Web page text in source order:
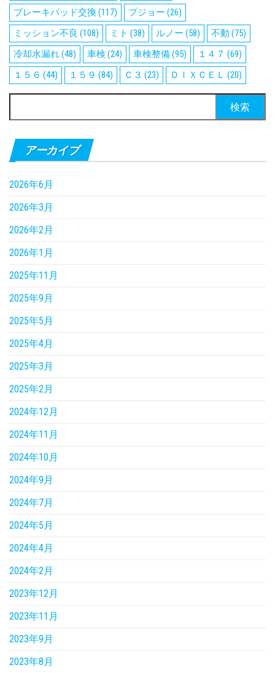
ブレーキパッド交換(117) プジョー (26)
ミッション不良 (108) ミト (38) ルノー (58) 不動 (75)
冷却水漏れ(48) 車検 (24) 車検整備(95) １４７ (69)
１５６ (44) １５９ (84) Ｃ３ (23) ＤＩＸＣＥＬ (20)
索:
アーカイブ
2026年6月
2026年3月
2026年2月
2026年1月
2025年11月
2025年9月
2025年5月
2025年4月
2025年3月
2025年2月
2024年12月
2024年11月
2024年10月
2024年9月
2024年7月
2024年5月
2024年4月
2024年2月
2023年12月
2023年11月
2023年9月
2023年8月